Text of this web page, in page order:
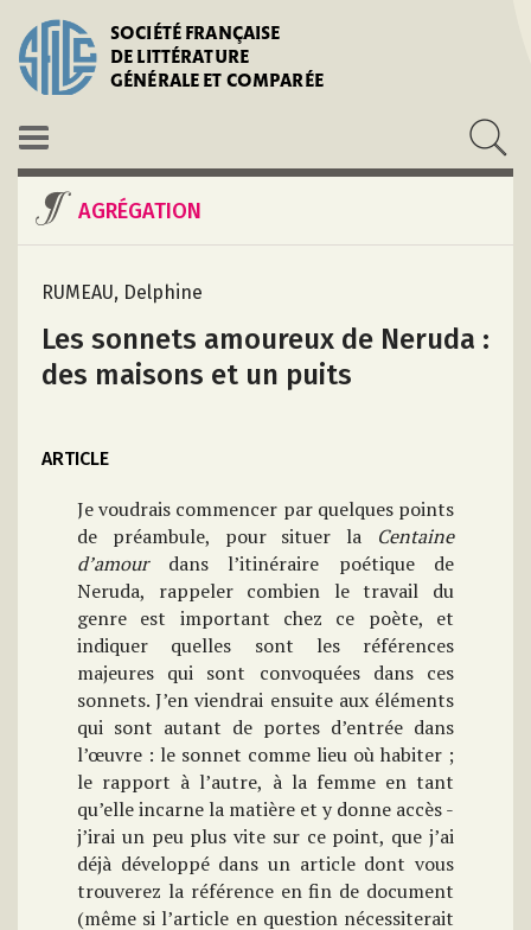
SOCIÉTÉ FRANÇAISE
DE LITTÉRATURE
GÉNÉRALE ET COMPARÉE
AGRÉGATION
RUMEAU, Delphine
Les sonnets amoureux de Neruda :
des maisons et un puits
ARTICLE
Je voudrais commencer par quelques points
de préambule, pour situer la Centaine
d’amour dans l’itinéraire poétique de
Neruda, rappeler combien le travail du
genre est important chez ce poète, et
indiquer quelles sont les références
majeures qui sont convoquées dans ces
sonnets. J’en viendrai ensuite aux éléments
qui sont autant de portes d’entrée dans
l’œuvre : le sonnet comme lieu où habiter ;
le rapport à l’autre, à la femme en tant
qu’elle incarne la matière et y donne accès -
j’irai un peu plus vite sur ce point, que j’ai
déjà développé dans un article dont vous
trouverez la référence en fin de document
(même si l’article en question nécessiterait